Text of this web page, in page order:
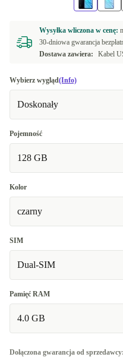
Wysyłka wliczona w cenę:
30-dniowa gwarancja
Dostawa zawiera:
Kabel
Wybierz wygląd(Info)
Doskonały
Pojemność
128 GB
Kolor
czarny
SIM
Dual-SIM
Pamięć RAM
4.0 GB
Dołączona gwarancja od sprzedawcy: